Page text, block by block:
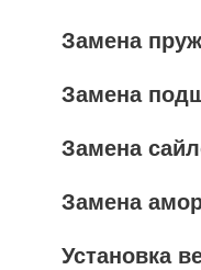
Замена
Замена
Замена
Замена
Установка